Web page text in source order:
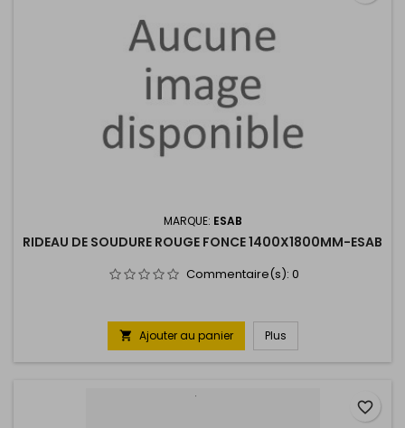
MARQUE: ESAB
RIDEAU DE SOUDURE ROUGE FONCE 1400X1800MM-ESAB
Commentaire(s): 0
 Ajouter au panier Plus
favorite_border